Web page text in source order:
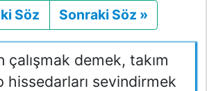
Söz Önceki
Sonraki Söz »
çalışmak demek, takım
hissedarları sevindirmek